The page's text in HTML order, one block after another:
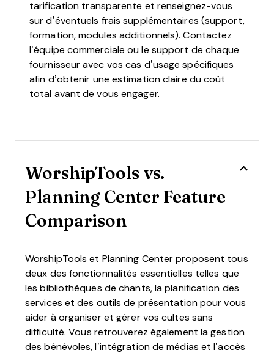
tarification transparente et renseignez-vous
sur d’éventuels frais supplémentaires (support,
formation, modules additionnels). Contactez
l’équipe commerciale ou le support de chaque
fournisseur avec vos cas d’usage spécifiques
afin d’obtenir une estimation claire du coût
total avant de vous engager.
WorshipTools vs.
Planning Center Feature
Comparison
WorshipTools et Planning Center proposent tous
deux des fonctionnalités essentielles telles que
les bibliothèques de chants, la planification des
services et des outils de présentation pour vous
aider à organiser et gérer vos cultes sans
difficulté. Vous retrouverez également la gestion
des bénévoles, l’intégration de médias et l’accès